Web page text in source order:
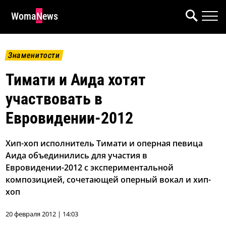
WomaNews
Знаменитости
Тимати и Аида хотят
участвовать в
Евровидении-2012
Хип-хоп исполнитель Тимати и оперная певица
Аида объединились для участия в
Евровидении-2012 с экспериментальной
композицией, сочетающей оперный вокал и хип-
хоп
20 февраля 2012 | 14:03